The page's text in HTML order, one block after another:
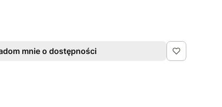
mnie o dostępności